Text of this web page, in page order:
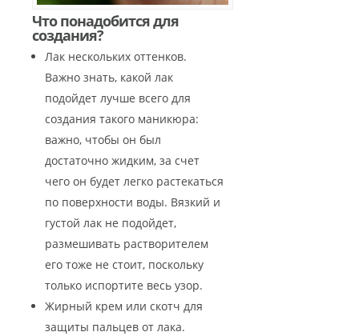
Что понадобится для
создания?
Лак нескольких оттенков.
Важно знать, какой лак
подойдет лучше всего для
создания такого маникюра:
важно, чтобы он был
достаточно жидким, за счет
чего он будет легко растекаться
по поверхности воды. Вязкий и
густой лак не подойдет,
размешивать растворителем
его тоже не стоит, поскольку
только испортите весь узор.
Жирный крем или скотч для
защиты пальцев от лака.